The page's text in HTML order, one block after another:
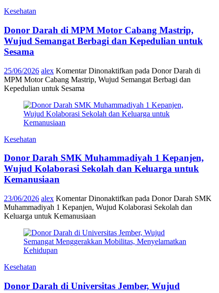
Kesehatan
Donor Darah di MPM Motor Cabang Mastrip,
Wujud Semangat Berbagi dan Kepedulian untuk
Sesama
25/06/2026 alex Komentar Dinonaktifkan pada Donor Darah di
MPM Motor Cabang Mastrip, Wujud Semangat Berbagi dan
Kepedulian untuk Sesama
Kesehatan
Donor Darah SMK Muhammadiyah 1 Kepanjen,
Wujud Kolaborasi Sekolah dan Keluarga untuk
Kemanusiaan
23/06/2026 alex Komentar Dinonaktifkan pada Donor Darah SMK
Muhammadiyah 1 Kepanjen, Wujud Kolaborasi Sekolah dan
Keluarga untuk Kemanusiaan
Kesehatan
Donor Darah di Universitas Jember, Wujud